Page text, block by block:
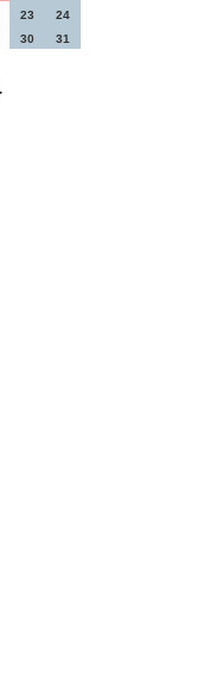
23
24
30 31